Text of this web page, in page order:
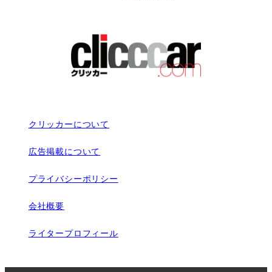
クリッカーについて
広告掲載について
プライバシーポリシー
会社概要
ライタープロフィール